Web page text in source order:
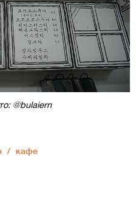
@bulaiern
кафе